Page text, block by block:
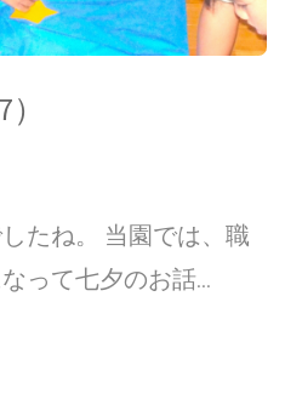
たね。 当園では、職
って七夕のお話...